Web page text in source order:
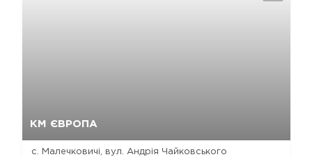
КМ ЄВРОПА
с. Малечковичі, вул. Андрія Чайковського